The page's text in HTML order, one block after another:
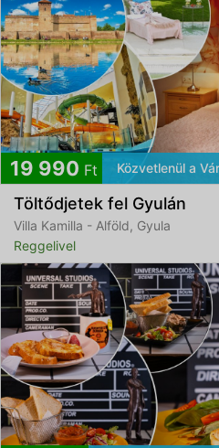
19 990 Ft Közvetlenül a
Töltődjetek fel Gyulán
Villa Kamilla - Alföld, Gyula
Reggelivel